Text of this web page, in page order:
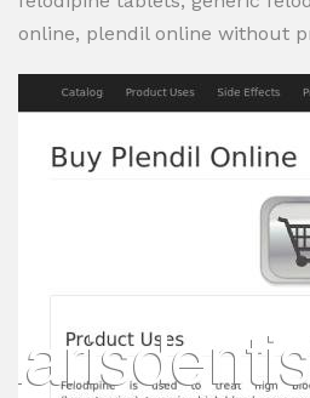
online, plendil online without